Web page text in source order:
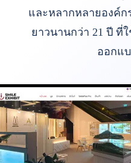
และหลากหลายองค์ก
ยาวนานกว่า 21 ปี ที่
ออกแ